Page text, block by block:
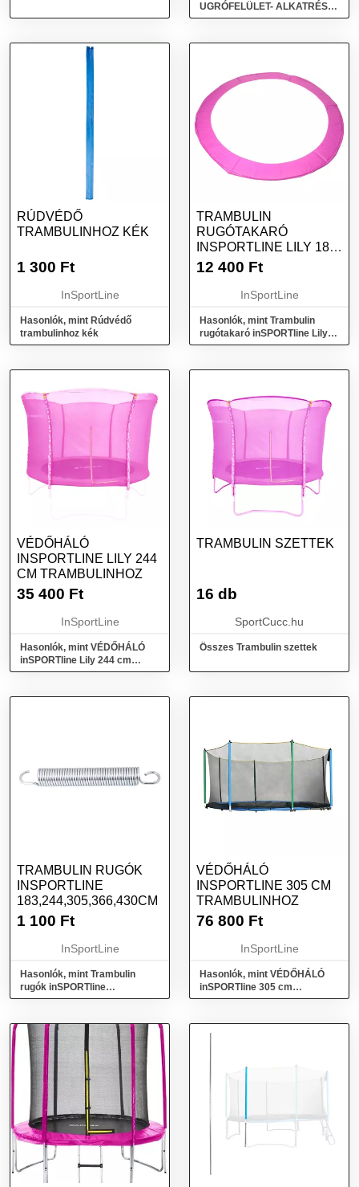
UGRÓFELÜLET- ALKATRÉSZ
inSPORTline Profi Digital 140
RÚDVÉDŐ
TRAMBULINHOZ KÉK
1 300 Ft
InSportLine
Hasonlók, mint Rúdvédő
trambulinhoz kék
TRAMBULIN
RUGÓTAKARÓ
INSPORTLINE LILY 183
CM
12 400 Ft
InSportLine
Hasonlók, mint Trambulin
rugótakaró inSPORTline Lily
183 cm
VÉDŐHÁLÓ
INSPORTLINE LILY 244
CM TRAMBULINHOZ
35 400 Ft
InSportLine
Hasonlók, mint VÉDŐHÁLÓ
inSPORTline Lily 244 cm
trambulinhoz
TRAMBULIN SZETTEK
16 db
SportCucc.hu
Összes Trambulin szettek
TRAMBULIN RUGÓK
INSPORTLINE
183,244,305,366,430CM
1 100 Ft
InSportLine
Hasonlók, mint Trambulin
rugók inSPORTline
183,244,305,366,430cm
VÉDŐHÁLÓ
INSPORTLINE 305 CM
TRAMBULINHOZ
76 800 Ft
InSportLine
Hasonlók, mint VÉDŐHÁLÓ
inSPORTline 305 cm
trambulinhoz